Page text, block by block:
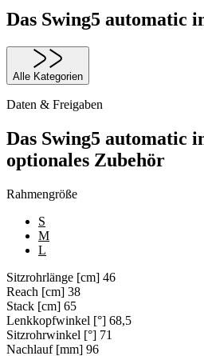
Das Swing5 automatic
Alle Kategorien
Daten & Freigaben
Das Swing5 automatic
optionales Zubehör
Rahmengröße
S
M
L
Sitzrohrlänge [cm] 46
Reach [cm] 38
Stack [cm] 65
Lenkkopfwinkel [°] 68,5
Sitzrohrwinkel [°] 71
Nachlauf [mm] 96